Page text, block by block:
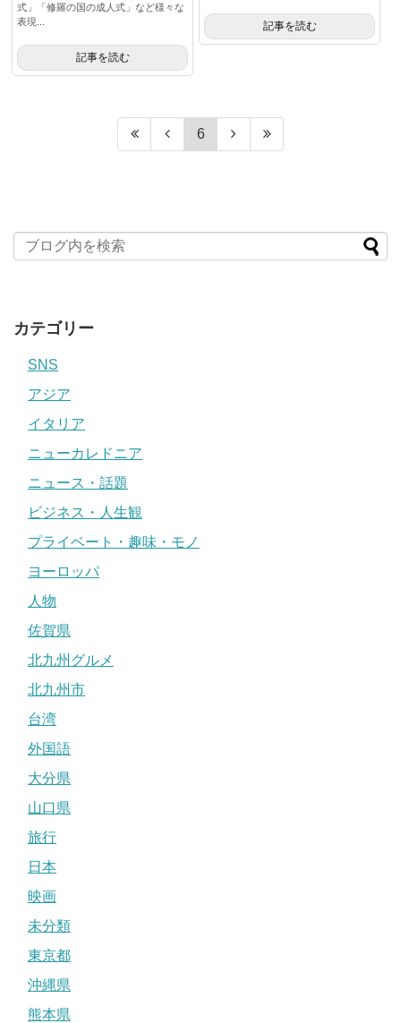
記事を読む
式」「修羅の国の成人式」など様々な
表現...
記事を読む
6
カテゴリー
SNS
アジア
イタリア
ニューカレドニア
ニュース・話題
ビジネス・人生観
プライベート・趣味・モノ
ヨーロッパ
人物
佐賀県
北九州グルメ
北九州市
台湾
外国語
大分県
山口県
旅行
日本
映画
未分類
東京都
沖縄県
熊本県